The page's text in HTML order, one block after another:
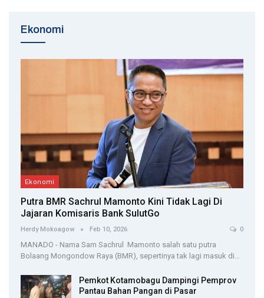
Ekonomi
Ekonomi
Putra BMR Sachrul Mamonto Kini Tidak Lagi Di
Jajaran Komisaris Bank SulutGo
Herdy Mokoagow Feb 10, 2026 0
MANADO - Nama Sam Sachrul Mamonto salah satu putra
Bolaang Mongondow Raya (BMR), sepertinya tak lagi masuk di…
Pemkot Kotamobagu Dampingi Pemprov
Pantau Bahan Pangan di Pasar